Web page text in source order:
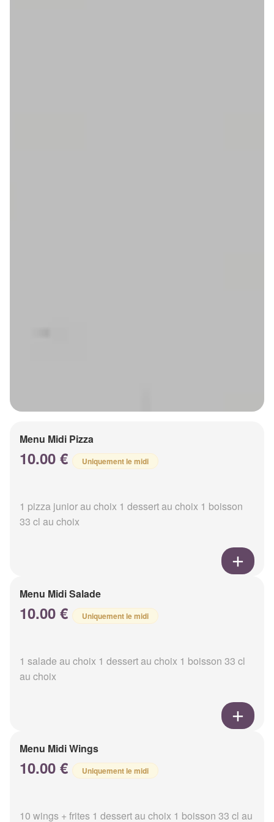
Menu Midi Pizza
10.00 € Uniquement le midi
1 pizza junior au choix 1 dessert au choix 1 boisson
33 cl au choix
Menu Midi Salade
10.00 € Uniquement le midi
1 salade au choix 1 dessert au choix 1 boisson 33 cl
au choix
Menu Midi Wings
10.00 € Uniquement le midi
10 wings + frites 1 dessert au choix 1 boisson 33 cl au